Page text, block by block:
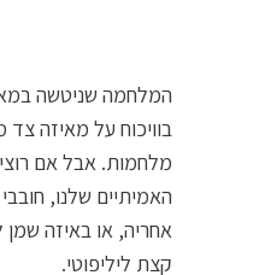
בוויכוח על מאיזה
מלחמות. אבל אם
האמיתיים שלנו,
אחריה, או באיזה
קצת ליליפוטי.